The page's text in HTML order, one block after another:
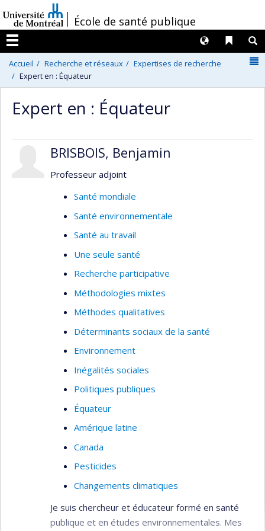
au
contenu
/École de santé publique
Menu
Liens
Langues
Accueil Recherche et réseaux
Expertises de recherche
Expert en : Équateur
Expert en : Équateur
BRISBOIS, Benjamin
Professeur adjoint
Santé mondiale
Santé environnementale
Santé au travail
Une seule santé
Recherche participative
Méthodologies mixtes
Méthodes qualitatives
Déterminants sociaux de la santé
Environnement
Inégalités sociales
Politiques publiques
Équateur
Amérique latine
Canada
Pesticides
Changements climatiques
Je suis chercheur et éducateur formé en santé
publique et en études environnementales. Mes